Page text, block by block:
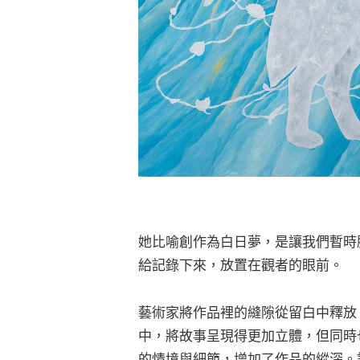
她比喻創作為白日夢，是讓我們暫
給記錄下來，放置在觀者的眼前。
藝術家將作品裡的縫隙從留白中釋
中，將故事呈現得更加立體，但同